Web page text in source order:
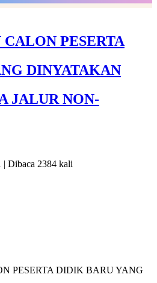
PESERTA
DINYATAKAN
JALUR NON-
Dibaca 2384 kali
PESERTA DIDIK BARU YANG